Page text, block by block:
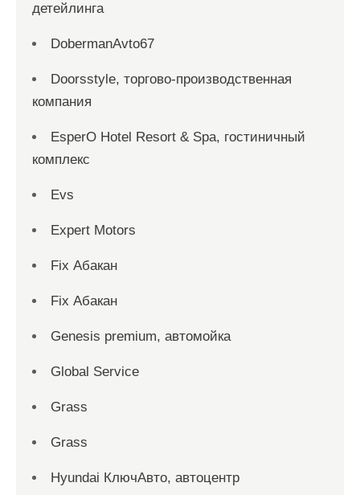
детейлинга
DobermanAvto67
Doorsstyle, торгово-производственная
компания
EsperO Hotel Resort & Spa, гостиничный
комплекс
Evs
Expert Motors
Fix Абакан
Fix Абакан
Genesis premium, автомойка
Global Service
Grass
Grass
Hyundai КлючАвто, автоцентр